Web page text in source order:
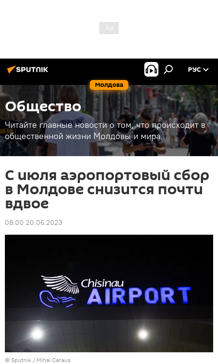
Молдова
РУС
Общество
Читайте главные новости о том, что происходит в
общественной жизни Молдовы и мира.
С июля аэропортовый сбор
в Молдове снизится почти
вдвое
08:00 20.06.2023
© Sputnik / Mihai Caraus